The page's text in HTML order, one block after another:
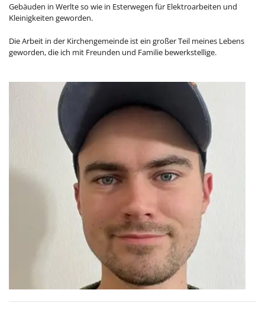
Gebäuden in Werlte so wie in Esterwegen für Elektroarbeiten und
Kleinigkeiten geworden.
Die Arbeit in der Kirchengemeinde ist ein großer Teil meines Lebens
geworden, die ich mit Freunden und Familie bewerkstellige.